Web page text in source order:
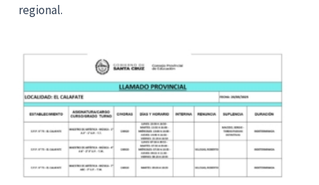
regional.